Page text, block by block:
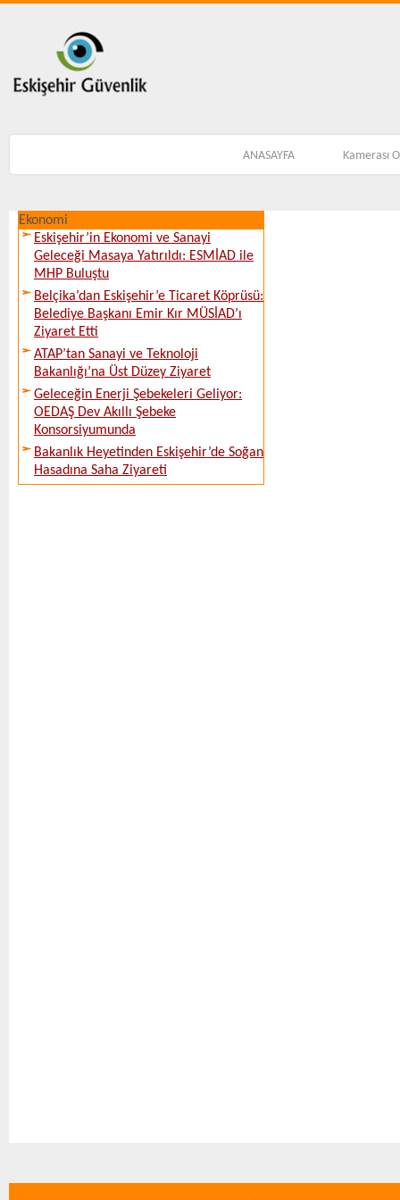
ANASAYFA Kamerası
Ekonomi
Eskişehir’in Ekonomi ve Sanayi
Geleceği Masaya Yatırıldı: ESMİAD ile
MHP Buluştu
Belçika’dan Eskişehir’e Ticaret Köprüsü:
Belediye Başkanı Emir Kır MÜSİAD’ı
Ziyaret Etti
ATAP’tan Sanayi ve Teknoloji
Bakanlığı’na Üst Düzey Ziyaret
Geleceğin Enerji Şebekeleri Geliyor:
OEDAŞ Dev Akıllı Şebeke
Konsorsiyumunda
Bakanlık Heyetinden Eskişehir’de Soğan
Hasadına Saha Ziyareti